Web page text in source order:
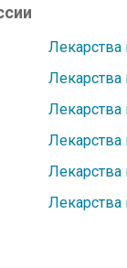
Лекарства
Лекарства
Лекарства